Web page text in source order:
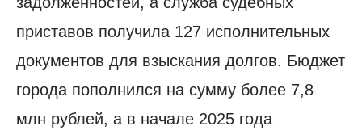
приставов получила 127 исполнительных
документов для взыскания долгов. Бюджет
города пополнился на сумму более 7,8
млн рублей, а в начале 2025 года